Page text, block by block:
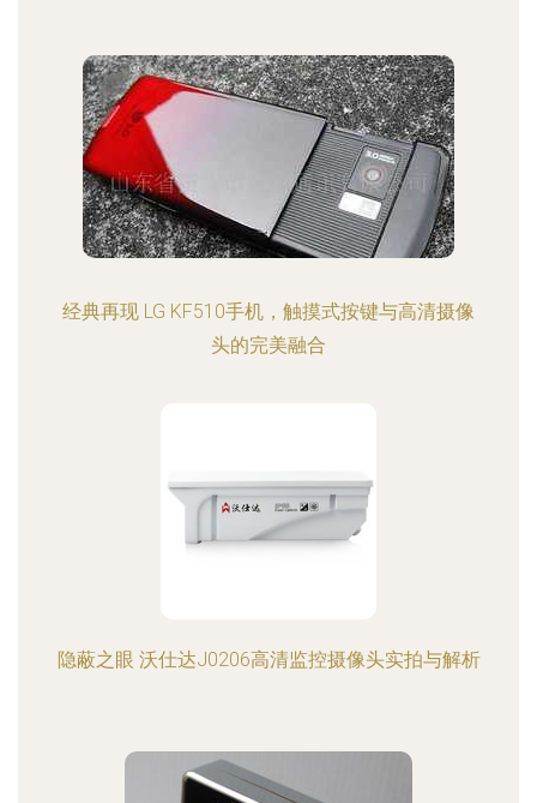
经典再现 LG KF510手机，触摸式按键与高清摄像
头的完美融合
隐蔽之眼 沃仕达J0206高清监控摄像头实拍与解析